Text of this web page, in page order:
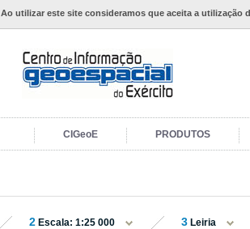
Ao utilizar este site consideramos que aceita a utilização
CIGeoE PRODUTOS
2 Escala: 1:25 000 3 Leiria